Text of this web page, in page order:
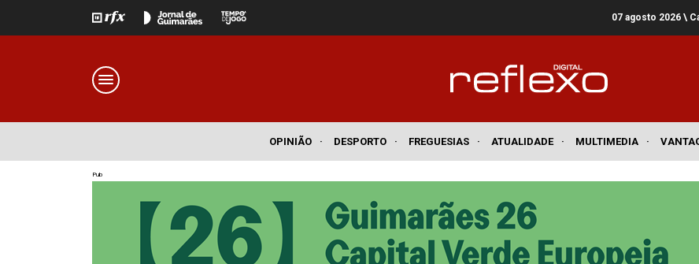
07 agosto 2026 \
OPINIÃO · DESPORTO · FREGUESIAS · ATUALIDADE · MULTIMEDIA ·
Pub